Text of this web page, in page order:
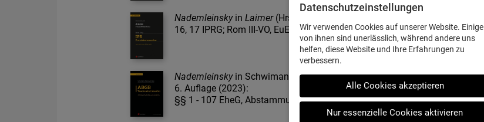
Nademleinskyin Laimer(Hrsg) IPRG-Praxiskommentar (2024): §§
16, 17 IPRG; Rom III-VO, EuEheGüVO
Nademleinskyin Schwimann/Neumayr, ABGB Taschenkomentar, 1-
6. Auflage (2023):
§§ 1 - 107 EheG, Abstammungsrecht, Adoptionsrecht; IPRG
Datenschutz­einstellungen
Wir verwenden Cookies auf unserer Website. Einige
von ihnen sind unerlässlich, während andere uns
helfen, diese Website und Ihre Erfahrungen zu
verbessern.
Alle Cookies akzeptieren
Nur essenzielle Cookies aktivieren